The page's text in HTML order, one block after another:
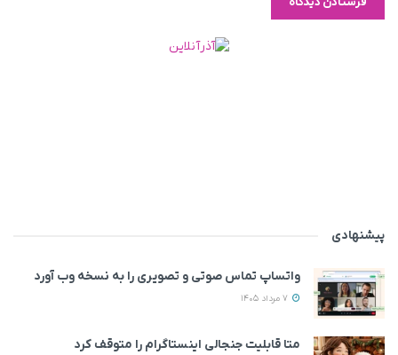
پیشنهادی
واتساپ تماس صوتی و تصویری را به نسخه وب آورد
متا قابلیت جنجالی اینستاگرام را متوقف کرد